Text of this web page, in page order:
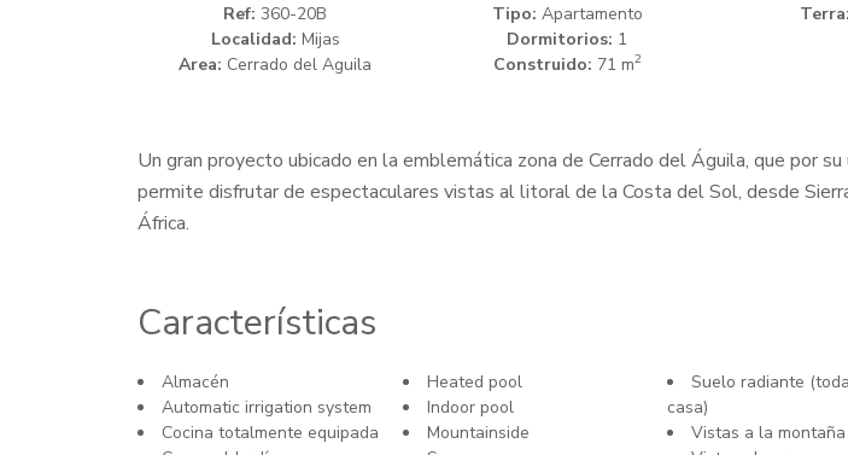
Ref: 360-20B
Localidad: Mijas
Area: Cerrado del Aguila
Tipo: Apartamento
Dormitorios: 1
Construido: 71 m2
Un gran proyecto ubicado en la emblemática zona de Cerrado del Águila, que por su
permite disfrutar de espectaculares vistas al litoral de la Costa del Sol, desde
África.
Características
Almacén
Automatic irrigation system
Cocina totalmente equipada
Heated pool
Indoor pool
Mountainside
Suelo radiante
casa)
Vistas a la montaña